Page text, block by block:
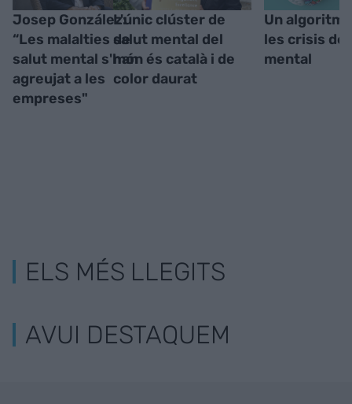
Josep González:
“Les malalties de
salut mental s'han
agreujat a les
empreses"
L'únic clúster de
salut mental del
món és català i de
color daurat
Un
les crisis de
mental
ELS MÉS LLEGITS
AVUI DESTAQUEM